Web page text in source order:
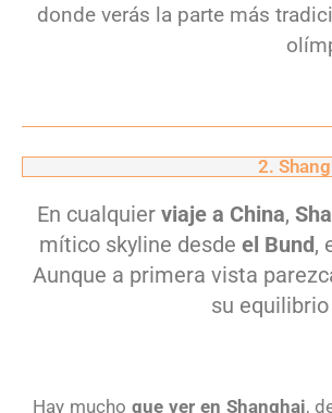
donde verás la parte más
2.
En cualquierviaje a China,
mítico skyline desde el Bund,
Aunque a primera vista
su
Hay muchoque ver en Shanghai,